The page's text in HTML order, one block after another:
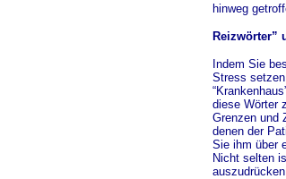
hinweg
Reizwörter”
Indem Sie
Stress
diese Wörter
Grenzen und
denen der
Sie ihm über
Nicht selten